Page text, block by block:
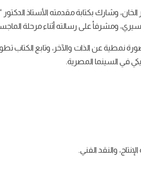
وشارك بكتابة مقدمته الأستاذ الدكتور
ومشرفأ على رسالته أثناء مرحلة
نمطية عن الذات والآخر، وتابع الكتاب
في السينما المصرية.